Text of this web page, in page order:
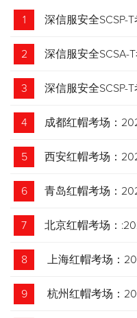
1 深信服安全SCSP-
2 深信服安全SCSA-
3 深信服安全SCSP-
4 成都红帽考场：
5 西安红帽考场：
6 青岛红帽考场：
7 北京红帽考场：
8 上海红帽考场：
9 杭州红帽考场：